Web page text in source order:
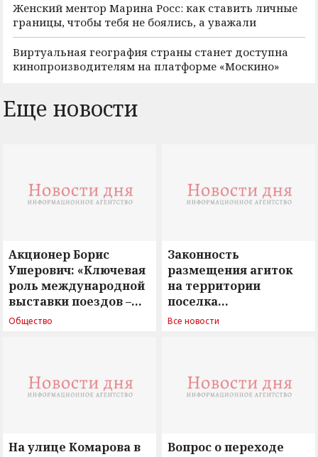
Женский ментор Марина Росс: как ставить личные
границы, чтобы тебя не боялись, а уважали
Виртуальная география страны станет доступна
кинопроизводителям на платформе «Москино»
Еще новости
Акционер Борис
Ушерович: «Ключевая
роль международной
выставки поездов –
поиск ответов на
Общество
Законность
размещения агиток
на территории
поселка
Новосергиевка
Все новости
На улице Комарова в
Вопрос о переходе